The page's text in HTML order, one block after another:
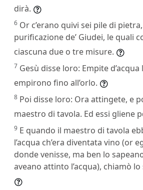
dirà.
6 Or c’erano quivi sei pile di
purificazione de’ Giudei, le quali
ciascuna due o tre misure.
7 Gesù disse loro: Empite d’acqua
empirono fino all’orlo.
8 Poi disse loro: Ora attingete, e
maestro di tavola. Ed essi gliene
9 E quando il maestro di tavola
l’acqua ch’era diventata vino (or
donde venisse, ma ben lo
aveano attinto l’acqua), chiamò